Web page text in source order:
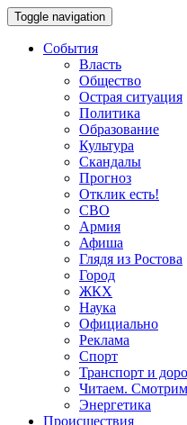
Toggle navigation
События
Власть
Общество
Острая ситуация
Политика
Образование
Культура
Скандалы
Прогноз
Отклик есть!
СВО
Армия
Афиша
Глядя из Ростова
Город
ЖКХ
Наука
Официально
Реклама
Спорт
Транспорт и
Читаем.
Энергетика
Происшествия